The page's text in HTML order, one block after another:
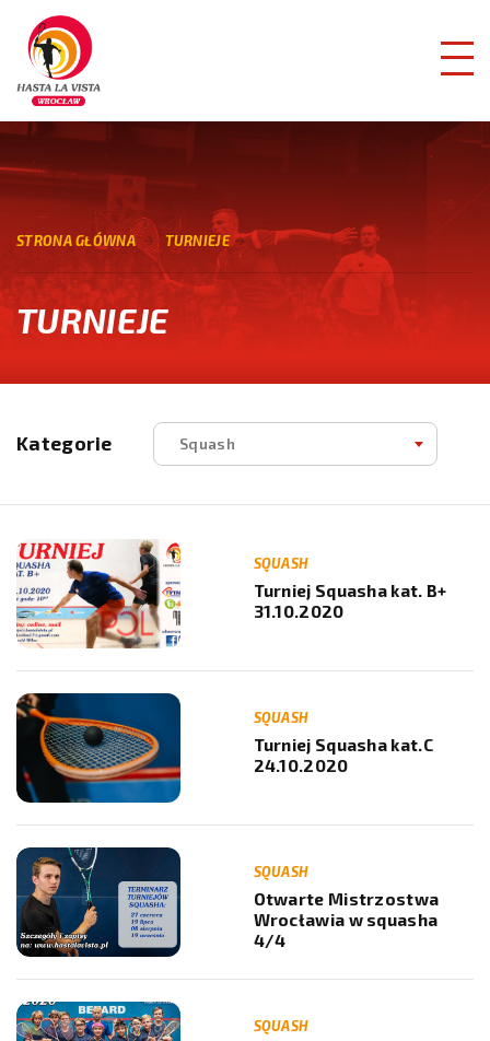
STRONA GŁÓWNA TURNIEJE
TURNIEJE
Kategorie Squash
SQUASH
Turniej Squasha kat. B+
31.10.2020
SQUASH
Turniej Squasha kat.C
24.10.2020
SQUASH
Otwarte Mistrzostwa
Wrocławia w squasha
4/4
SQUASH